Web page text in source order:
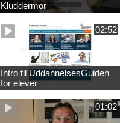
Kluddermor
02:52
Intro til UddannelsesGuiden
for elever
01:02